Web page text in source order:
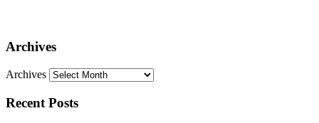
Archives
Archives
Recent Posts